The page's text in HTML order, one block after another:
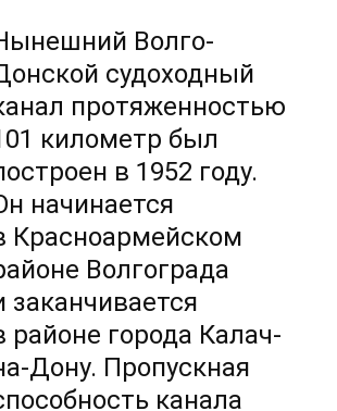
Волго-
судоходный
протяженностью
километр был
в 1952 году.
начинается
Красноармейском
Волгограда
заканчивается
районе города Калач-
Дону. Пропускная
канала